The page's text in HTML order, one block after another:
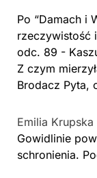
Po “Damach i
rzeczywistość
odc. 89 -
Z czym
Brodacz Pyta,
Emilia Krupska
Gowidlinie
schronienia.